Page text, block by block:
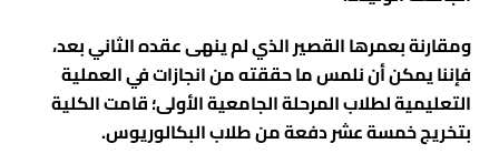
الخدمات الالكترونية
التخطيط الاستراتيجي
وحدة الصيانة
كلية الطب جامعة كفر الشيخ
كلية الطب جامعة المنصورة
كلية الطب جامعة المنيا
ومقارنة بعمرها القصير الذي لم ينهى عقده الثاني بعد،
فإننا يمكن أن نلمس ما حققته من انجازات في العملية
التعليمية لطلاب المرحلة الجامعية الأولى؛ قامت الكلية
بتخريج خمسة عشر دفعة من طلاب البكالوريوس.